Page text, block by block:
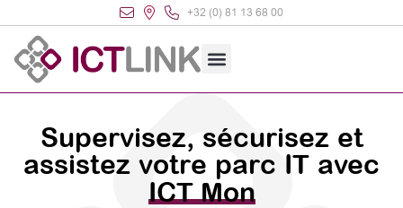
+32 (0) 81 13 68 00
Supervisez, sécurisez et
assistez votre parc IT avec
ICT Mon